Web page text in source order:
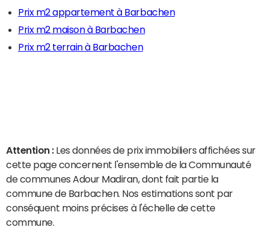
Prix m2 appartement à Barbachen
Prix m2 maison à Barbachen
Prix m2 terrain à Barbachen
Attention : Les données de prix immobiliers affichées sur
cette page concernent l'ensemble de la Communauté
de communes Adour Madiran, dont fait partie la
commune de Barbachen. Nos estimations sont par
conséquent moins précises à l'échelle de cette
commune.